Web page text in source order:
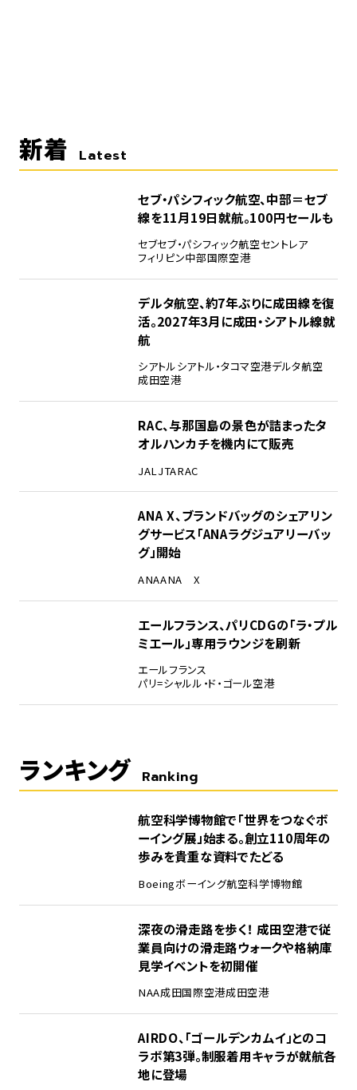
新着 Latest
セブ・パシフィック航空、中部＝セブ
線を11月19日就航。100円セールも
セブセブ・パシフィック航空セントレア
フィリピン中部国際空港
デルタ航空、約7年ぶりに成田線を復
活。2027年3月に成田・シアトル線就
航
シアトルシアトル・タコマ空港デルタ航空
成田空港
RAC、与那国島の景色が詰まったタ
オルハンカチを機内にて販売
JAL JTARAC
ANA X、ブランドバッグのシェアリン
グサービス「ANAラグジュアリーバッ
グ」開始
ANAANA X
エールフランス、パリCDGの「ラ・プル
ミエール」専用ラウンジを刷新
エールフランス
パリ=シャルル・ド・ゴール空港
ランキング Ranking
航空科学博物館で「世界をつなぐボ
ーイング展」始まる。創立110周年の
歩みを貴重な資料でたどる
Boeingボーイング航空科学博物館
深夜の滑走路を歩く！ 成田空港で従
業員向けの滑走路ウォークや格納庫
見学イベントを初開催
NAA成田国際空港成田空港
AIRDO、「ゴールデンカムイ」とのコ
ラボ第3弾。制服着用キャラが就航各
地に登場